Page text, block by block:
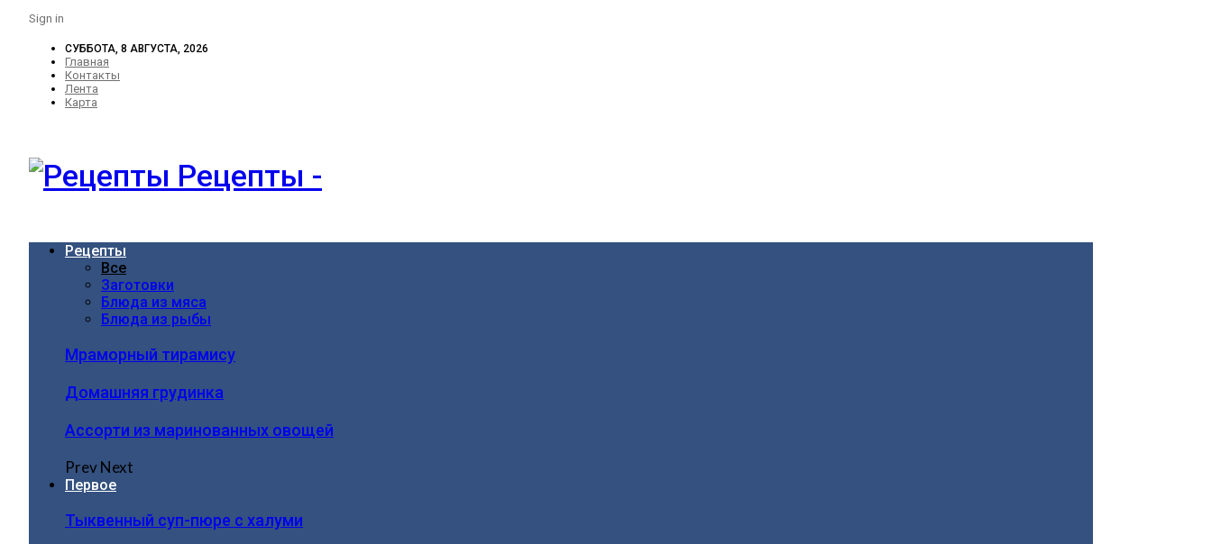
Sign in
СУББОТА, 8 АВГУСТА, 2026
Главная
Контакты
Лента
Карта
Рецепты -
Рецепты
Все
Заготовки
Блюда из мяса
Блюда из рыбы
Мраморный тирамису
Домашняя грудинка
Ассорти из маринованных овощей
PrevNext
Первое
Тыквенный суп-пюре с халуми